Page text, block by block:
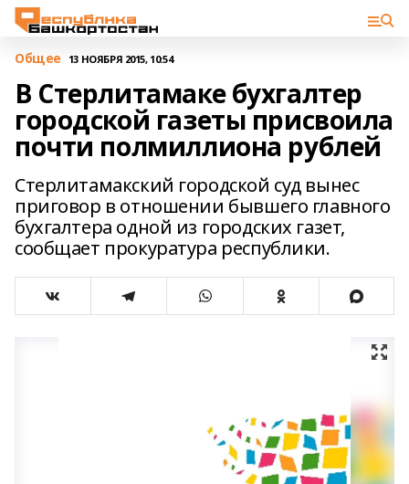
Общее 13 НОЯБРЯ 2015, 10:54
В Стерлитамаке бухгалтер
городской газеты присвоила
почти полмиллиона рублей
Стерлитамакский городской суд вынес
приговор в отношении бывшего главного
бухгалтера одной из городских газет,
сообщает прокуратура республики.